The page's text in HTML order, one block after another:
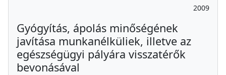
2009
Gyógyítás, ápolás minőségének
javítása munkanélküliek, illetve az
egészségügyi pályára visszatérők
bevonásával